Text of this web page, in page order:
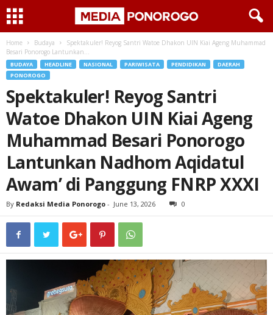
Home Budaya
Spektakuler! Reyog Santri Watoe Dhakon UIN Kiai Ageng Muhammad
Besari Ponorogo Lantunkan...
BUDAYA HEADLINE NASIONAL PARIWISATA PENDIDIKAN
DAERAH
PONOROGO
Spektakuler! Reyog Santri
Watoe Dhakon UIN Kiai Ageng
Muhammad Besari Ponorogo
Lantunkan Nadhom Aqidatul
Awam’ di Panggung FNRP XXXI
By Redaksi Media Ponorogo - June 13, 2026 0